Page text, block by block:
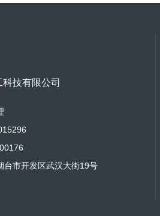
技有限公司
台市开发区武汉大街19号